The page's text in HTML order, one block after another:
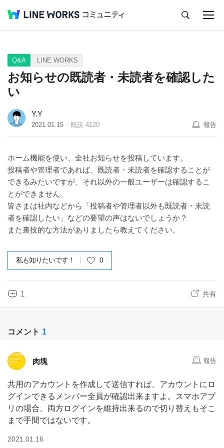
Q&A Tips Ideas
Q&A LINE WORKS
お知らせの既読者・未読者を確認した
い
Y.Y
2021.01.15 既読 4120 報告
ホーム機能を使い、全社お知らせを投稿しています。
投稿者や管理者であれば、既読者・未読者を確認することが
できるみたいですが、それ以外の一般ユーザーは確認するこ
とができません。
皆さまは社内などから「投稿者や管理者以外も既読者・未読
者を確認したい」などの要望の声はないでしょうか？
また裏技的な方法がありましたら教えてください。
私も知りたいです！ 0
1 共有
コメント 1
肉塊 報告
共用のアカウントを作成して送信すれば、アカウントにロ
グインできるメンバー全員が確認出来ますよ。スマホアプ
リの場合、両方ログインを維持出来るので切り替えもそこ
まで手間ではないです。
2021.01.16